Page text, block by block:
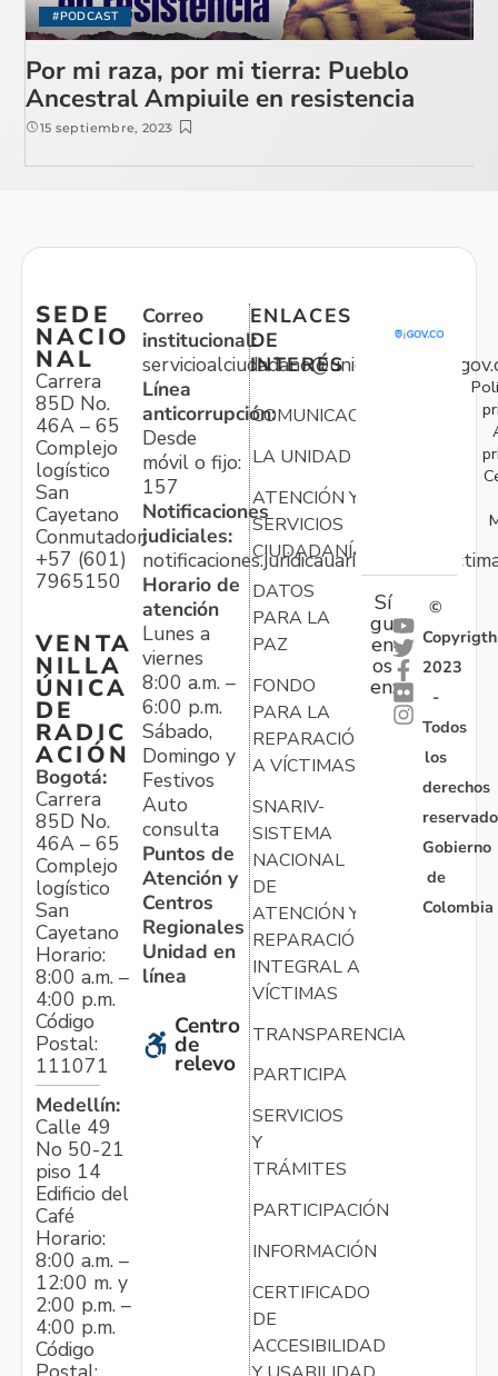
#PODCAST
Por mi raza, por mi tierra: Pueblo
Ancestral Ampiuile en resistencia
15 septiembre, 2023
SEDE
NACIO
NAL
Carrera
85D No.
46A – 65
Complejo
logístico
San
Cayetano
Conmutador:
+57 (601)
7965150
VENTA
NILLA
ÚNICA
DE
RADIC
ACIÓN
Bogotá:
Carrera
85D No.
46A – 65
Complejo
logístico
San
Cayetano
Horario:
8:00 a.m. –
4:00 p.m.
Código
Postal:
111071
Medellín:
Calle 49
No 50-21
piso 14
Edificio del
Café
Horario:
8:00 a.m. –
12:00 m. y
2:00 p.m. –
4:00 p.m.
Código
Correo
institucional:
Línea
anticorrupción:
Desde
móvil o fijo:
157
Notificaciones
judiciales:
Horario de
atención
Lunes a
viernes
8:00 a.m. –
6:00 p.m.
Sábado,
Domingo y
Festivos
Auto
consulta
Puntos de
Atención y
Centros
Regionales
Unidad en
línea
Centro
de
relevo
ENLACES
DE
INTERÉS
COMUNICACIONES
LA UNIDAD
ATENCIÓN Y
SERVICIOS
CIUDADANÍA
DATOS
PARA LA
PAZ
FONDO
PARA LA
REPARACIÓN
A VÍCTIMAS
SNARIV-
SISTEMA
NACIONAL
DE
ATENCIÓN Y
REPARACIÓN
INTEGRAL A
VÍCTIMAS
TRANSPARENCIA
PARTICIPA
SERVICIOS
Y
TRÁMITES
PARTICIPACIÓN
INFORMACIÓN
CERTIFICADO
DE
ACCESIBILIDAD
Sí
gu
en
os
en:
©
Copyrigth
2023
-
Todos
los
derechos
Gobierno
de
Colombia